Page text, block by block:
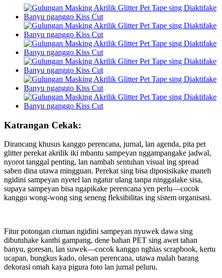
Katrangan Cekak:
Dirancang khusus kanggo perencana, jurnal, lan agenda, pita pet
glitter perekat akrilik iki mbantu sampeyan nggampangake jadwal,
nyorot tanggal penting, lan nambah sentuhan visual ing spread
saben dina utawa mingguan. Perekat sing bisa diposisikake maneh
ngidini sampeyan nyetel lan ngatur ulang tanpa ninggalake sisa,
supaya sampeyan bisa ngapikake perencana yen perlu—cocok
kanggo wong-wong sing seneng fleksibilitas ing sistem organisasi.
Fitur potongan ciuman ngidini sampeyan nyuwek dawa sing
dibutuhake kanthi gampang, dene bahan PET sing awet tahan
banyu, goresan, lan suwek—cocok kanggo nghias scrapbook, kertu
ucapan, bungkus kado, olesan perencana, utawa malah barang
dekorasi omah kaya pigura foto lan jurnal peluru.